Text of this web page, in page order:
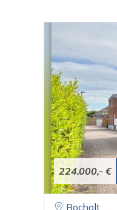
224.000,- €
Bocholt